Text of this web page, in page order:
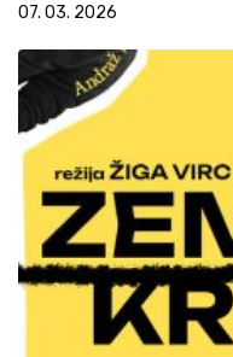
07. 03. 2026